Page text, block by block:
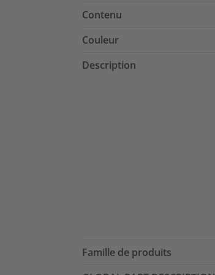
Contenu
Couleur
Description
Famille de produits